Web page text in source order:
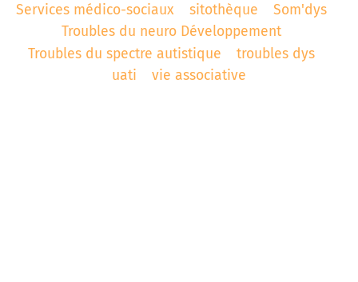
Services médico-sociaux
sitothèque
Som'dys
Troubles du neuro Développement
Troubles du spectre autistique
troubles dys
uati
vie associative